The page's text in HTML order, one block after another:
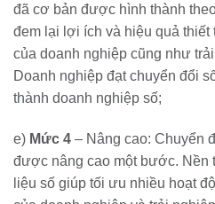
đã cơ bản được hình thành
đem lại lợi ích và hiệu quả thiết
của doanh nghiệp cũng như
Doanh nghiệp đạt chuyển đổi
thành doanh nghiệp số;
e) Mức 4 – Nâng cao: Chuyển
được nâng cao một bước. Nền
liệu số giúp tối ưu nhiều hoạt